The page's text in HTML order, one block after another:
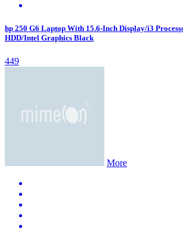
hp 250 G6 Laptop With 15.6-Inch Display/i3
HDD/Intel Graphics Black
449
More